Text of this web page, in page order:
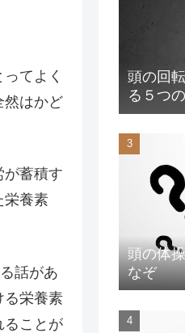
てよく
然はかど
が蓄積す
栄養素
話があ
る栄養素
ることが
頭の回
る５つ
頭の体
なぞ